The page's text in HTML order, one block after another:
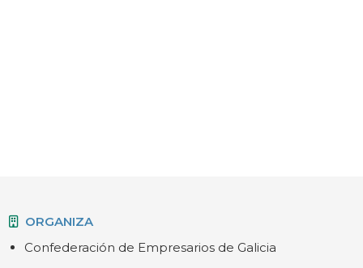
ORGANIZA
Confederación de Empresarios de Galicia